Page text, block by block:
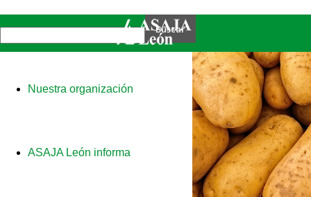
Nuestra organización
ASAJA León informa